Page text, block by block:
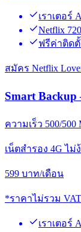
เราเตอร์
Netflix
ฟรีค่าติดตั้
สมัคร Netflix
Smart
ความเร็ว 500/500
เน็ตสำรอง 4G ไม่
599 บาท/เดือน
*ราคาไม่รวม
เราเตอร์